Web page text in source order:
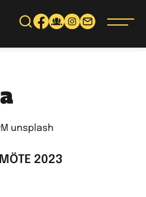
vidare
2023